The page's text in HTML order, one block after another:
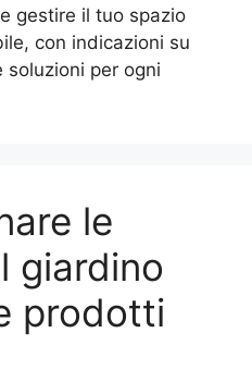
gestire il tuo spazio
con indicazioni su
soluzioni per ogni
le
giardino
prodotti